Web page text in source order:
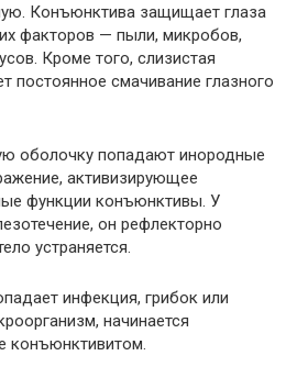
Конъюнктива защищает глаза
факторов — пыли, микробов,
Кроме того, слизистая
постоянное смачивание глазного
оболочку попадают инородные
активизирующее
функции конъюнктивы. У
он рефлекторно
устраняется.
инфекция, грибок или
начинается
конъюнктивитом.